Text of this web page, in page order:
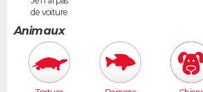
de voiture
Animaux